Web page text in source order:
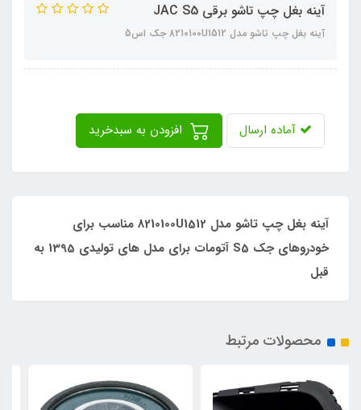
آینه بغل چپ تاشو برقی JAC S5
آینه بغل چپ تاشو مدل 8210100U1512 جک اس5
آماده ارسال
آینه بغل چپ تاشو مدل 8210100U1512 مناسب برای
خودروهای جک S5 آتومات برای مدل های تولیدی 1395 به
قبل
محصولات مرتبط